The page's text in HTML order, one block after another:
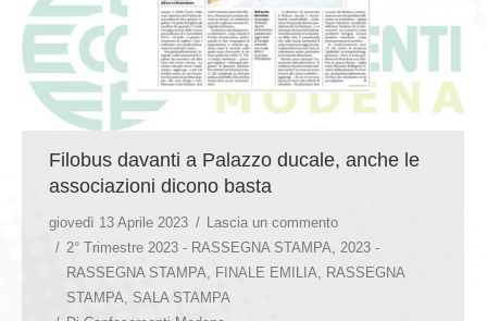
Filobus davanti a Palazzo ducale, anche le
associazioni dicono basta
giovedì 13 Aprile 2023
Lascia un commento
2° Trimestre 2023 - RASSEGNA STAMPA, 2023 -
RASSEGNA STAMPA, FINALE EMILIA, RASSEGNA
STAMPA, SALA STAMPA